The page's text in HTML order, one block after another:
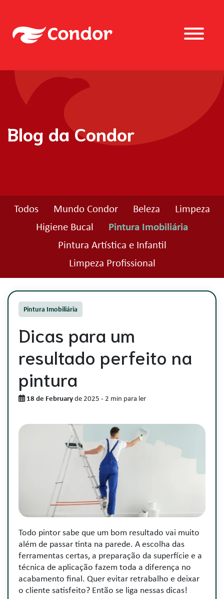
Blog da Condor
Todos Mundo Condor Beleza
Limpeza
Higiene Bucal
Pintura Imobiliária
Pintura Artística e Infantil
Limpeza Profissional
Pintura Imobiliária
Dicas para um
resultado perfeito na
pintura
18 de February de 2025 - 2 min para ler
Todo pintor sabe que um bom resultado vai muito
além de passar tinta na parede. A escolha das
ferramentas certas, a preparação da superfície e a
técnica de aplicação fazem toda a diferença no
acabamento final. Quer evitar retrabalho e deixar
o cliente satisfeito? Então se liga nessas dicas!